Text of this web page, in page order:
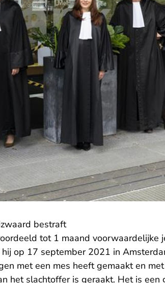
bestraft
tot 1 maand voorwaardelijke
op 17 september 2021 in
met een mes heeft gemaakt en
het slachtoffer is geraakt. Het is